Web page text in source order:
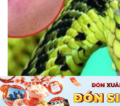
Bài Viết tổng hợp